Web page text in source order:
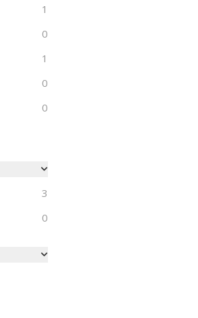
1
0
1
0
0
3
0